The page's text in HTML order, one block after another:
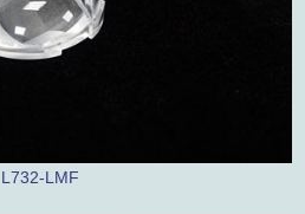
L732-LMF